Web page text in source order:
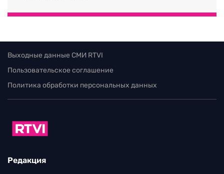
Выходные данные СМИ RTVI
Пользовательское соглашение
Политика обработки персональных данных
Редакция